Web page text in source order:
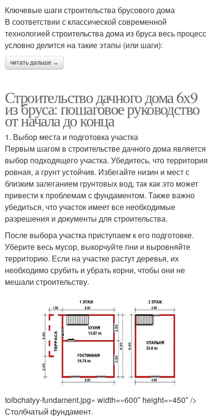
Ключевые шаги строительства брусового дома
В соответствии с классической современной
технологией строительства дома из бруса весь процесс
условно делится на такие этапы (или шаги):
читать дальше →
Строительство дачного дома 6х9
из бруса: пошаговое руководство
от начала до конца
1. Выбор места и подготовка участка
Первым шагом в строительстве дачного дома является
выбор подходящего участка. Убедитесь, что территория
ровная, а грунт устойчив. Избегайте низин и мест с
близким залеганием грунтовых вод, так как это может
привести к проблемам с фундаментом. Также важно
убедиться, что участок имеет все необходимые
разрешения и документы для строительства.
После выбора участка приступаем к его подготовке.
Уберите весь мусор, выкорчуйте пни и выровняйте
территорию. Если на участке растут деревья, их
необходимо срубить и убрать корни, чтобы они не
мешали строительству.
tolbchatyy-fundament.jpg» width=»600″ height=»450″ />
Столбчатый фундамент.